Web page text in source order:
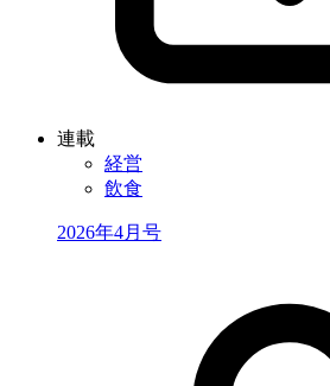
連載
経営
飲食
2026年4月号